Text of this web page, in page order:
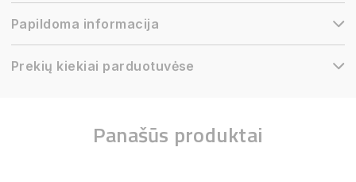
Papildoma informacija
Prekių kiekiai parduotuvėse
Panašūs produktai